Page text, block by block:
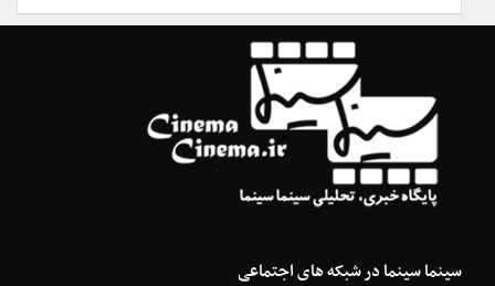
سینما سینما در شبکه های اجتماعی